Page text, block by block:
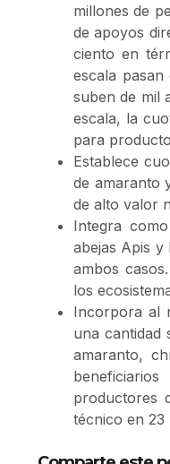
millones de
de apoyos
ciento en
escala
suben de mil
escala, la
para
Establece
de amaranto
de alto valor
Integra
abejas Apis
ambos
los
Incorpora al
una cantidad
amaranto,
productores
técnico en 23